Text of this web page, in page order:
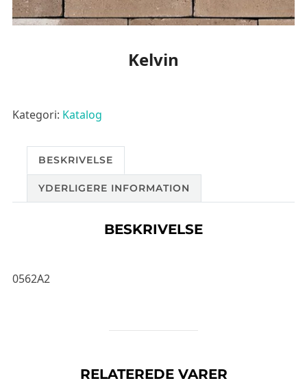
Kelvin
Kategori: Katalog
BESKRIVELSE
YDERLIGERE INFORMATION
BESKRIVELSE
0562A2
RELATEREDE VARER